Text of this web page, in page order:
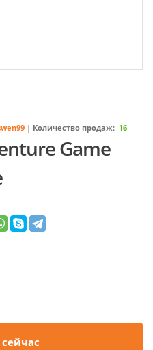
| Количество продаж: 16
Game